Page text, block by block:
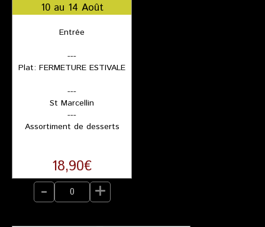
10 au 14 Août
Entrée
---
Plat: FERMETURE ESTIVALE
---
St Marcellin
---
Assortiment de desserts
18,90€
- +